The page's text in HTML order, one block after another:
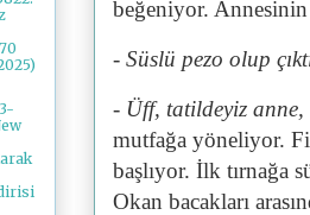
beğeniyor. Annesinin
- Süslü pezo olup
- Üff, tatildeyiz anne,
mutfağa yöneliyor.
başlıyor. İlk tırnağa
Okan bacakları